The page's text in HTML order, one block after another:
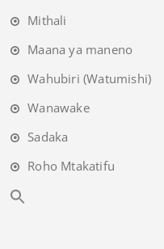
Mithali
Maana ya maneno
Wahubiri (Watumishi)
Wanawake
Sadaka
Roho Mtakatifu